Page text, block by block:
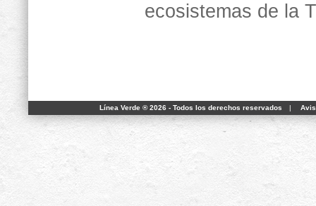
ecosistemas de la
Línea Verde ® 2026 - Todos los derechos reservados |